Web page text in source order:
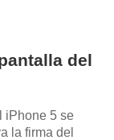
del
iPhone 5 se
la firma del